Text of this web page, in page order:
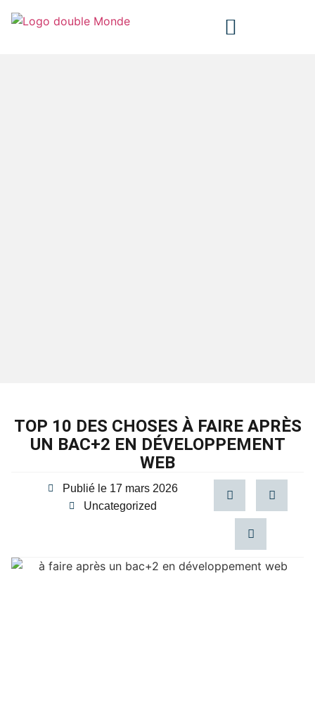
TOP 10 DES CHOSES À FAIRE APRÈS
UN BAC+2 EN DÉVELOPPEMENT
WEB
Publié le 17 mars 2026
Uncategorized